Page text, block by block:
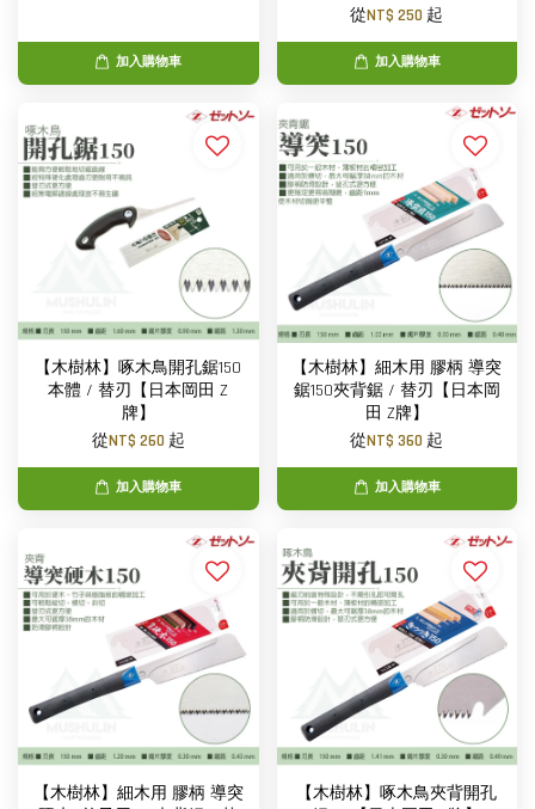
加入購物車
從NT$ 250 起
加入購物車
【木樹林】啄木鳥開孔鋸150
本體 / 替刃【日本岡田 Z
牌】
從NT$ 260 起
加入購物車
【木樹林】細木用 膠柄 導突
鋸150夾背鋸 / 替刃【日本岡
田 Z牌】
從NT$ 360 起
加入購物車
【木樹林】細木用 膠柄 導突
【木樹林】啄木鳥夾背開孔